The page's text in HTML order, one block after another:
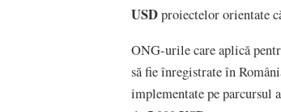
USDproiectelor orientate
ONG-urile care aplică
să fie înregistrate în
implementate pe parcursul